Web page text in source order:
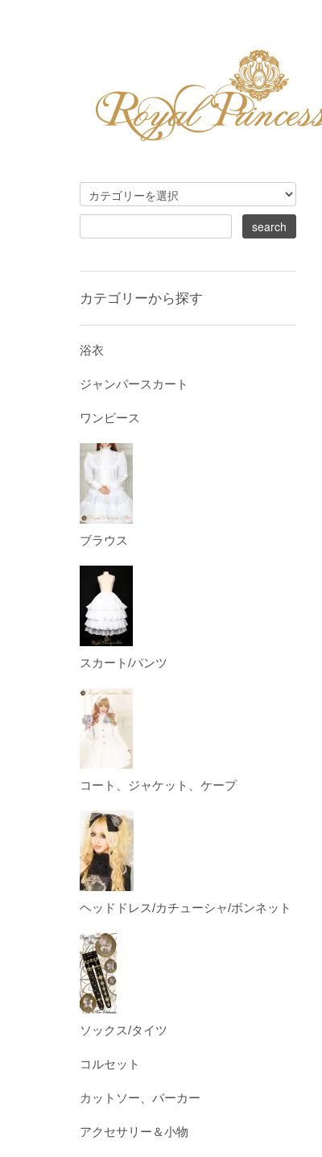
カテゴリーから探す
浴衣
ジャンパースカート
ワンピース
ブラウス
スカート/パンツ
コート、ジャケット、ケープ
ヘッドドレス/カチューシャ/ボンネット
ソックス/タイツ
コルセット
カットソー、パーカー
アクセサリー＆小物